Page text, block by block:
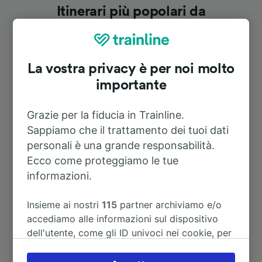
Itinerari più popolari da
Durata
A Schmalkalden 10m
A Breitungen (Werra)
A Dresden Hbf 3h 40m
A Francoforte sul meno (stazione
centrale)
La vostra privacy è per noi molto
importante
Grazie per la fiducia in Trainline.
Sappiamo che il trattamento dei tuoi dati
personali è una grande responsabilità.
Ecco come proteggiamo le tue
informazioni.
Insieme ai nostri115 partner archiviamo e/o
accediamo alle informazioni sul dispositivo
dell'utente, come gli ID univoci nei cookie, per